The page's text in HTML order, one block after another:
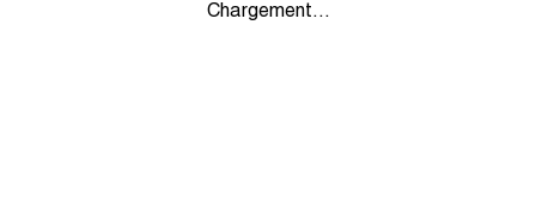
Chargement...